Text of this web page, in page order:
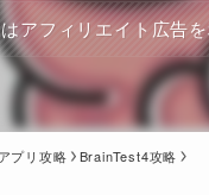
アフィリエイト広告
プリ攻略 BrainTest4攻略